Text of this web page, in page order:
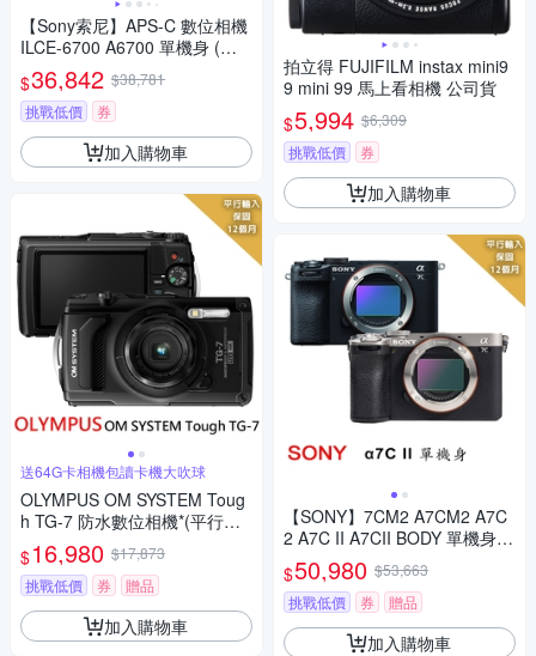
【Sony索尼】APS-C 數位相機
ILCE-6700 A6700 單機身 (公
司貨 保固18+6個月)
$36,842 $38,781
挑戰低價
券
加入購物車
送64G卡相機包讀卡機大吹球
OLYMPUS OM SYSTEM Toug
h TG-7 防水數位相機*(平行輸
入)-黑
$16,980 $17,873
挑戰低價
券 贈品
加入購物車
拍立得 FUJIFILM instax mini9
9 mini 99 馬上看相機 公司貨
$5,994 $6,309
挑戰低價
券
加入購物車
【SONY】7CM2 A7CM2 A7C
2 A7C II A7CII BODY 單機身(*
(中文平輸)
$50,980 $53,663
挑戰低價
券 贈品
加入購物車